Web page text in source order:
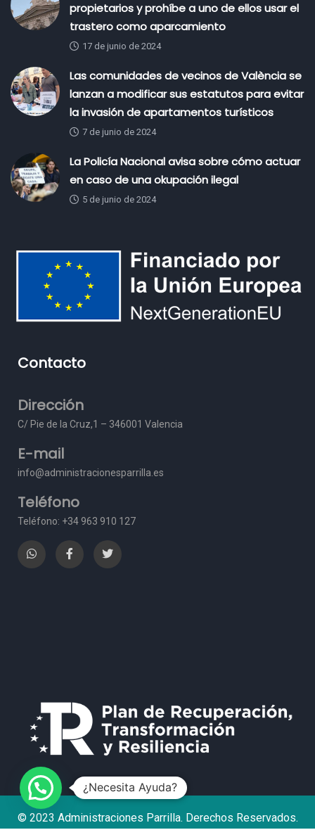
propietarios y prohíbe a uno de ellos usar el
trastero como aparcamiento
17 de junio de 2024
Las comunidades de vecinos de València se
lanzan a modificar sus estatutos para evitar
la invasión de apartamentos turísticos
7 de junio de 2024
La Policía Nacional avisa sobre cómo actuar
en caso de una okupación ilegal
5 de junio de 2024
Contacto
Dirección
C/ Pie de la Cruz,1 – 346001 Valencia
E-mail
info@administracionesparrilla.es
Teléfono
Teléfono: +34 963 910 127
© 2023 Administraciones Parrilla. Derechos Reservados.
¿Necesita Ayuda?